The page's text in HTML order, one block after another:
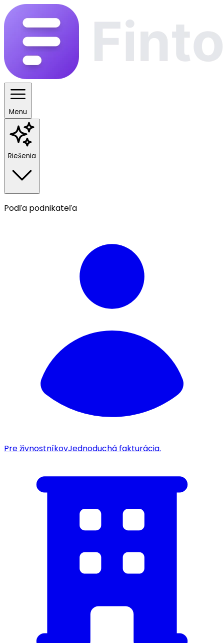
Menu
Riešenia
Podľa podnikateľa
Pre živnostníkovJednoduchá fakturácia.